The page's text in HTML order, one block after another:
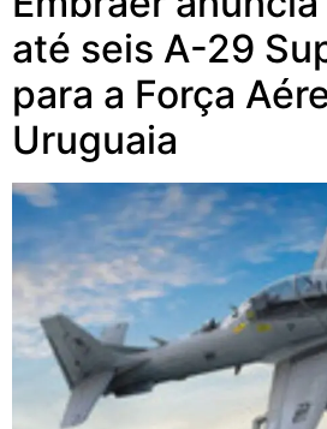
até seis A-29
para a Força
Uruguaia